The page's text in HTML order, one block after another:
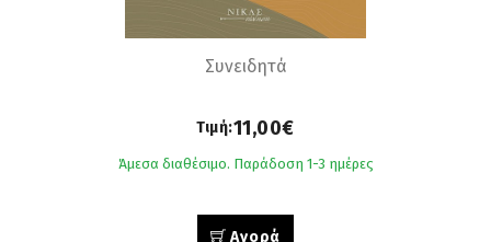
Συνειδητά
Τιμή:11,00€
Άμεσα διαθέσιμο. Παράδοση 1-3 ημέρες
Αγορά